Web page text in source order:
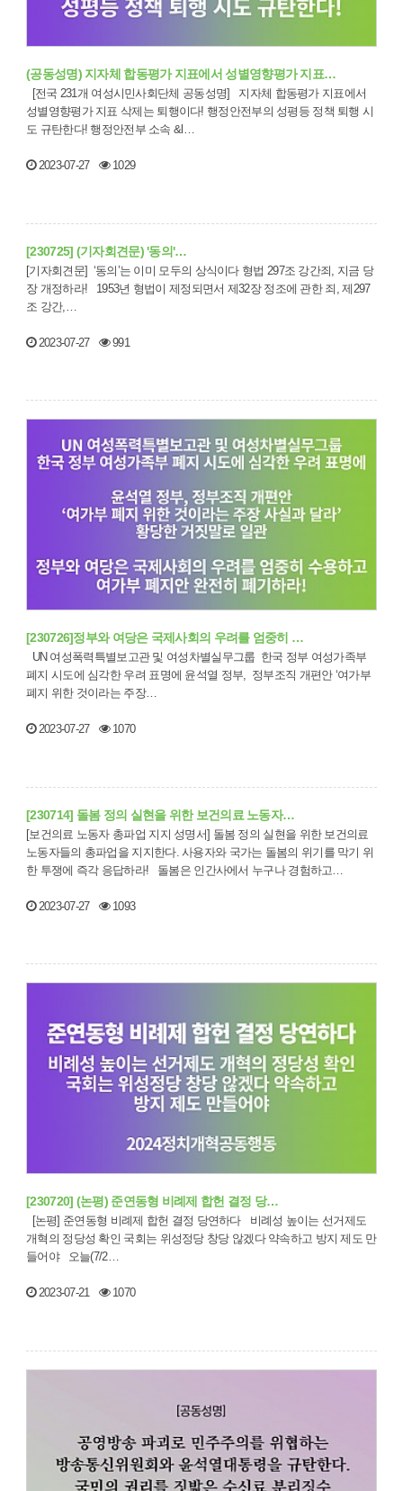
(공동성명) 지자체 합동평가 지표에서 성별영향평가 지표…
성별영향평가 지표 삭제는 퇴행이다! 행정안전부의 성평등 정책 퇴행 시
도 규탄한다! 행정안전부 소속 &l…
2023-07-27 1029
[230725] (기자회견문) '동의'…
[기자회견문] ‘동의’는 이미 모두의 상식이다 형법 297조 강간죄, 지금 당
장 개정하라! 1953년 형법이 제정되면서 제32장 정조에 관한 죄, 제297
조 강간,…
2023-07-27 991
[230726]정부와 여당은 국제사회의 우려를 엄중히 …
폐지 시도에 심각한 우려 표명에 윤석열 정부, 정부조직 개편안 ‘여가부
폐지 위한 것이라는 주장…
2023-07-27 1070
[230714] 돌봄 정의 실현을 위한 보건의료 노동자…
[보건의료 노동자 총파업 지지 성명서] 돌봄 정의 실현을 위한 보건의료
노동자들의 총파업을 지지한다. 사용자와 국가는 돌봄의 위기를 막기 위
한 투쟁에 즉각 응답하라! 돌봄은 인간사에서 누구나 경험하고…
2023-07-27 1093
[230720] (논평) 준연동형 비례제 합헌 결정 당…
개혁의 정당성 확인 국회는 위성정당 창당 않겠다 약속하고 방지 제도 만
들어야 오늘(7/2…
2023-07-21 1070